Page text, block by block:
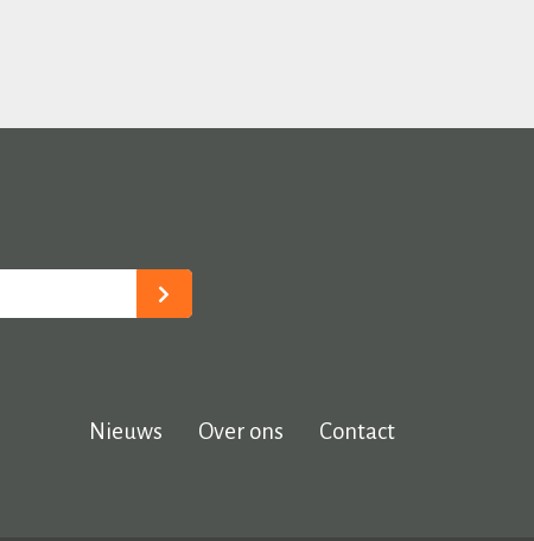
Nieuws Over ons Contact